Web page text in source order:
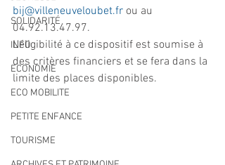
SOLIDARITÉ
INFO
ECONOMIE
ECO MOBILITE
PETITE ENFANCE
TOURISME
bij@villeneuveloubet.fr ou au
04.92.13.47.97.
L'éligibilité à ce dispositif est soumise à
des critères financiers et se fera dans la
limite des places disponibles.